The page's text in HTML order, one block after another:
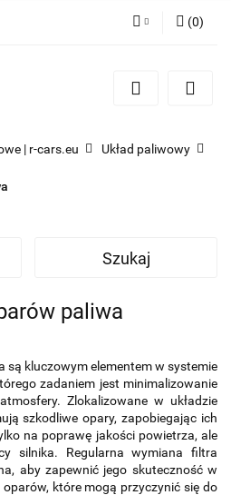
Zarejestruj się
(0)
| r-cars.eu Układ paliwowy
Szukaj
paliwa
są kluczowym elementem w systemie
zadaniem jest minimalizowanie
Zlokalizowane w układzie
szkodliwe opary, zapobiegając ich
na poprawę jakości powietrza, ale
silnika. Regularna wymiana filtra
aby zapewnić jego skuteczność w
które mogą przyczynić się do